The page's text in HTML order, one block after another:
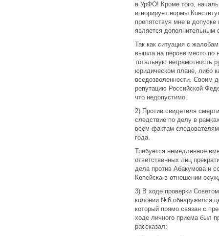
в УрФО! Кроме того,
игнорирует нормы
препятствуя мне в
является
Так как ситуация с
вышла на перове место по
тотальную неграмотность
юридическом плане, либо
вседозволенности. Своим
репутацию Российской
что недопустимо.
2) Против свидетеля
следствие по делу в
всем фактам
года.
Требуется немедленное
ответственных лиц
дела против Абакумова и
Копейска в отношении
3) В ходе проверки
колонии №6 обнаружился
который прямо связан с
ходе личного приема был
рассказал: